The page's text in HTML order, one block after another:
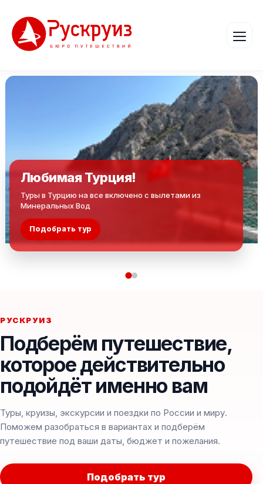
Любимая Турция!
Туры в Турцию на все включено с вылетами из
Минеральных Вод
Подобрать тур
РУСКРУИЗ
Подберём путешествие,
которое действительно
подойдёт именно вам
Туры, круизы, экскурсии и поездки по России и миру.
Поможем разобраться в вариантах и подберём
путешествие под ваши даты, бюджет и пожелания.
Подобрать тур